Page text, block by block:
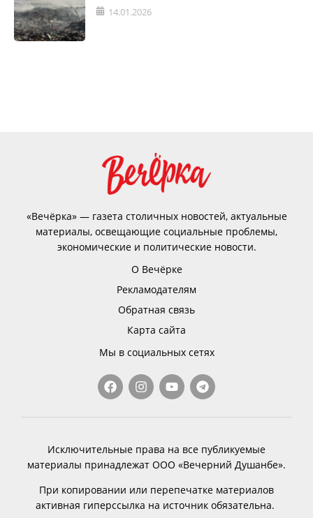
14.01.2026
«Вечёрка» — газета столичных новостей, актуальные
материалы, освещающие социальные проблемы,
экономические и политические новости.
О Вечёрке
Рекламодателям
Обратная связь
Карта сайта
Мы в социальных сетях
Исключительные права на все публикуемые
материалы принадлежат ООО «Вечерний Душанбе».
При копировании или перепечатке материалов
активная гиперссылка на источник обязательна.